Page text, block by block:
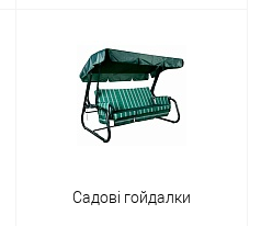
Садові гойдалки